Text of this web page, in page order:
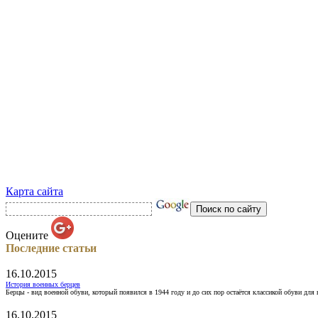
Карта сайта
Оцените
Последние статьи
16.10.2015
История военных берцев
Берцы - вид военной обуви, который появился в 1944 году и до сих пор остаётся классикой обуви
16.10.2015